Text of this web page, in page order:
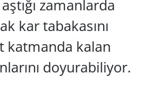
zamanlarda
kar tabakasını
katmanda kalan
doyurabiliyor.